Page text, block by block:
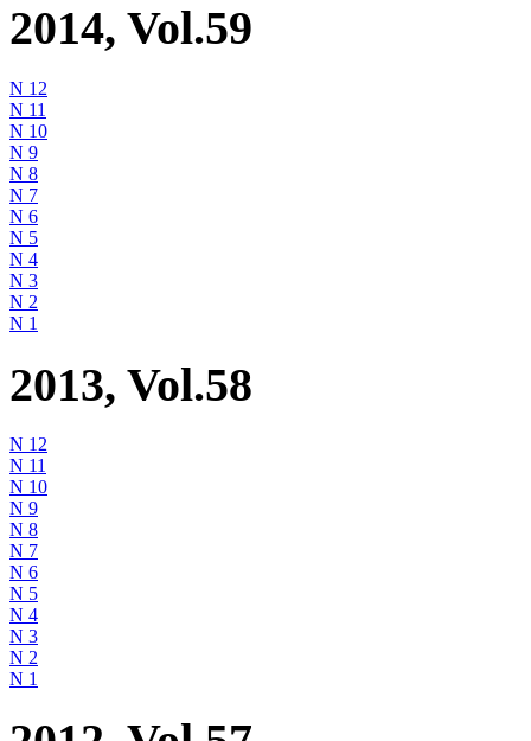
2014, Vol.59
N 12
N 11
N 10
N 9
N 8
N 7
N 6
N 5
N 4
N 3
N 2
N 1
2013, Vol.58
N 12
N 11
N 10
N 9
N 8
N 7
N 6
N 5
N 4
N 3
N 2
N 1